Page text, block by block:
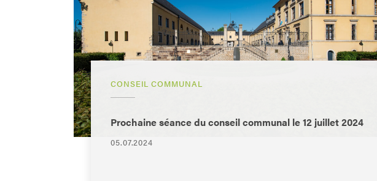
CONSEIL COMMUNAL
Prochaine séance du conseil communal le 12 juillet 2024
05.07.2024